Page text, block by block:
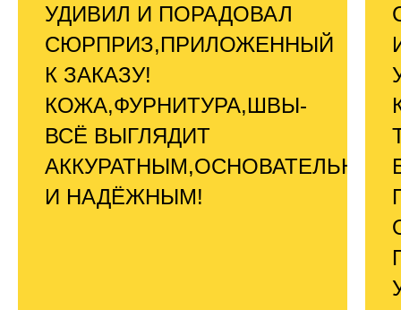
УДИВИЛ И ПОРАДОВАЛ
СЮРПРИЗ,ПРИЛОЖЕННЫЙ
К ЗАКАЗУ!
КОЖА,ФУРНИТУРА,ШВЫ-
ВСЁ ВЫГЛЯДИТ
АККУРАТНЫМ,ОСНОВАТЕЛЬНЫМ
И НАДЁЖНЫМ!